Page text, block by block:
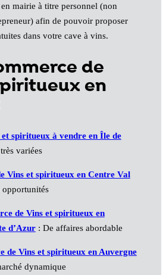
mairie à titre personnel (non
afin de pouvoir proposer
dans votre cave à vins.
de
en
spiritueux à vendre en Île de
variées
Vins et spiritueux en Centre Val
opportunités
de Vins et spiritueux en
d’Azur : De affaires abordable
de Vins et spiritueux en Auvergne
dynamique